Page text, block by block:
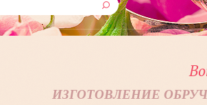
ИЗГОТОВЛЕНИЕ